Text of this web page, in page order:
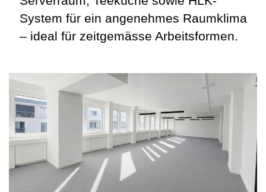
System für ein angenehmes Raumklima
– ideal für zeitgemässe Arbeitsformen.